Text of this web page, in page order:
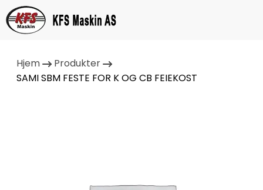
Hjem
Produkter
SAMI SBM FESTE FOR K OG CB FEIEKOST